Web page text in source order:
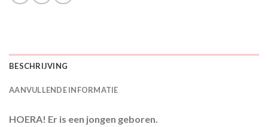
BESCHRIJVING
AANVULLENDE INFORMATIE
HOERA! Er is een jongen geboren.